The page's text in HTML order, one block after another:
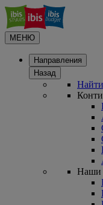
МЕНЮ
Направления
Назад
Наши